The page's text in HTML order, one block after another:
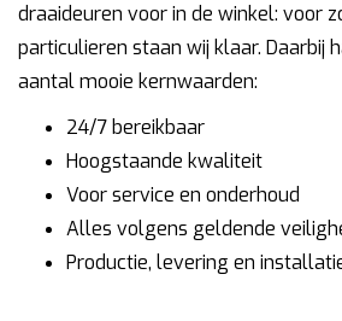
draaideuren voor in de winkel: voor
particulieren staan wij klaar. Daarbij
aantal mooie kernwaarden:
24/7 bereikbaar
Hoogstaande kwaliteit
Voor service en onderhoud
Alles volgens geldende
Productie, levering en